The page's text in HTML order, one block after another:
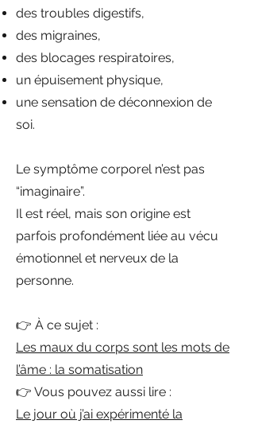
des troubles digestifs,
des migraines,
des blocages respiratoires,
un épuisement physique,
une sensation de déconnexion de
soi.
Le symptôme corporel n’est pas
“imaginaire”.
Il est réel, mais son origine est
parfois profondément liée au vécu
émotionnel et nerveux de la
personne.
👉 À ce sujet :
Les maux du corps sont les mots de
l’âme : la somatisation
👉 Vous pouvez aussi lire :
Le jour où j’ai expérimenté la